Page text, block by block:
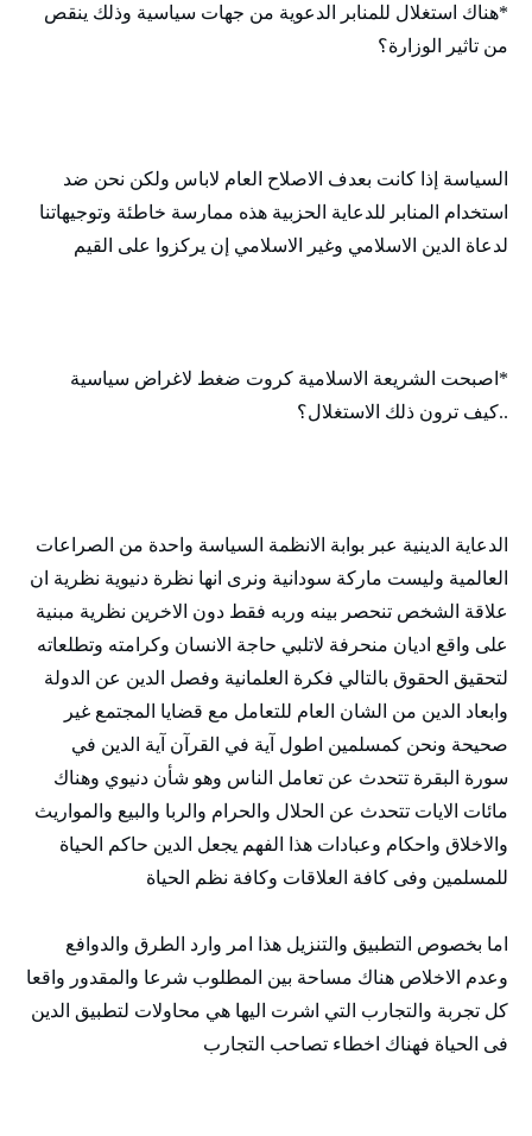
*هناك استغلال للمنابر الدعوية من جهات سياسية وذلك ينقص
من تاثير الوزارة؟
السياسة إذا كانت بعدف الاصلاح العام لاباس ولكن نحن ضد
استخدام المنابر للدعاية الحزبية هذه ممارسة خاطئة وتوجيهاتنا
لدعاة الدين الاسلامي وغير الاسلامي إن يركزوا على القيم
*اصبحت الشريعة الاسلامية كروت ضغط لاغراض سياسية
..كيف ترون ذلك الاستغلال؟
الدعاية الدينية عبر بوابة الانظمة السياسة واحدة من الصراعات
العالمية وليست ماركة سودانية ونرى انها نظرة دنيوية نظرية ان
علاقة الشخص تنحصر بينه وربه فقط دون الاخرين نظرية مبنية
على واقع اديان منحرفة لاتلبي حاجة الانسان وكرامته وتطلعاته
لتحقيق الحقوق بالتالي فكرة العلمانية وفصل الدين عن الدولة
وابعاد الدين من الشان العام للتعامل مع قضايا المجتمع غير
صحيحة ونحن كمسلمين اطول آية في القرآن آية الدين في
سورة البقرة تتحدث عن تعامل الناس وهو شأن دنيوي وهناك
مائات الايات تتحدث عن الحلال والحرام والربا والبيع والمواريث
والاخلاق واحكام وعبادات هذا الفهم يجعل الدين حاكم الحياة
للمسلمين وفى كافة العلاقات وكافة نظم الحياة
اما بخصوص التطبيق والتنزيل هذا امر وارد الطرق والدوافع
وعدم الاخلاص هناك مساحة بين المطلوب شرعا والمقدور واقعا
كل تجربة والتجارب التي اشرت اليها هي محاولات لتطبيق الدين
فى الحياة فهناك اخطاء تصاحب التجارب